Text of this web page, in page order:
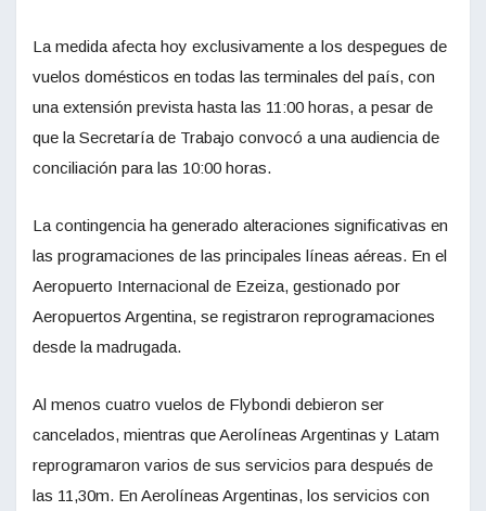
La medida afecta hoy exclusivamente a los despegues de
vuelos domésticos en todas las terminales del país, con
una extensión prevista hasta las 11:00 horas, a pesar de
que la Secretaría de Trabajo convocó a una audiencia de
conciliación para las 10:00 horas.
La contingencia ha generado alteraciones significativas en
las programaciones de las principales líneas aéreas. En el
Aeropuerto Internacional de Ezeiza, gestionado por
Aeropuertos Argentina, se registraron reprogramaciones
desde la madrugada.
Al menos cuatro vuelos de Flybondi debieron ser
cancelados, mientras que Aerolíneas Argentinas y Latam
reprogramaron varios de sus servicios para después de
las 11,30m. En Aerolíneas Argentinas, los servicios con